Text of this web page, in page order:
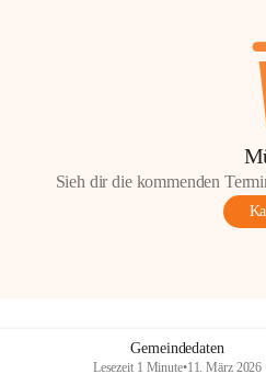
Sieh dir die kommenden
Gemeindedaten
Lesezeit 1 Minute•11. März 2026